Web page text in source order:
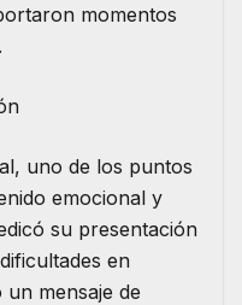
momentos
uno de los puntos
emocional y
su presentación
en
mensaje de